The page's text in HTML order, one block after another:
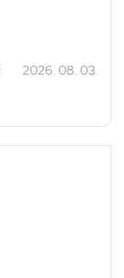
2026. 08. 03.